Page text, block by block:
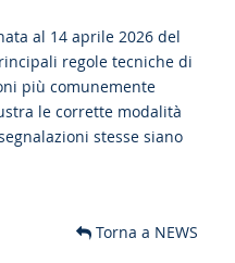
al 14 aprile 2026 del
regole tecniche di
più comunemente
le corrette modalità
stesse siano
Torna a NEWS